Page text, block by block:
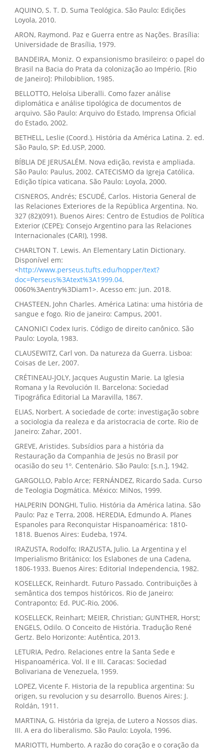
AQUINO, S. T. D. Suma Teológica. São Paulo: Edições
Loyola, 2010.
ARON, Raymond. Paz e Guerra entre as Nações. Brasília:
Universidade de Brasília, 1979.
BANDEIRA, Moniz. O expansionismo brasileiro: o papel do
Brasil na Bacia do Prata da colonização ao Império. [Rio
de Janeiro]: Philobiblion, 1985.
BELLOTTO, Heloísa Liberalli. Como fazer análise
diplomática e análise tipológica de documentos de
arquivo. São Paulo: Arquivo do Estado, Imprensa Oficial
do Estado, 2002.
BETHELL, Leslie (Coord.). História da América Latina. 2. ed.
São Paulo, SP: Ed.USP, 2000.
BÍBLIA DE JERUSALÉM. Nova edição, revista e ampliada.
São Paulo: Paulus, 2002. CATECISMO da Igreja Católica.
Edição típica vaticana. São Paulo: Loyola, 2000.
CISNEROS, Andrés; ESCUDÉ, Carlos. Historia General de
las Relaciones Exteriores de la República Argentina. No.
327 (82)(091). Buenos Aires: Centro de Estudios de Política
Exterior (CEPE); Consejo Argentino para las Relaciones
Internacionales (CARI), 1998.
CHARLTON T. Lewis. An Elementary Latin Dictionary.
Disponível em:
<http://www.perseus.tufts.edu/hopper/text?
doc=Perseus%3Atext%3A1999.04.
0060%3Aentry%3Diam1>. Acesso em: jun. 2018.
CHASTEEN, John Charles. América Latina: uma história de
sangue e fogo. Rio de janeiro: Campus, 2001.
CANONICI Codex Iuris. Código de direito canônico. São
Paulo: Loyola, 1983.
CLAUSEWITZ, Carl von. Da natureza da Guerra. Lisboa:
Coisas de Ler, 2007.
CRÉTINEAU-JOLY, Jacques Augustin Marie. La Iglesia
Romana y la Revolución II. Barcelona: Sociedad
Tipográfica Editorial La Maravilla, 1867.
ELIAS, Norbert. A sociedade de corte: investigação sobre
a sociologia da realeza e da aristocracia de corte. Rio de
Janeiro: Zahar, 2001.
GREVE, Aristides. Subsídios para a história da
Restauração da Companhia de Jesús no Brasil por
ocasião do seu 1º. Centenário. São Paulo: [s.n.], 1942.
GARGOLLO, Pablo Arce; FERNÁNDEZ, Ricardo Sada. Curso
de Teologia Dogmática. México: MiNos, 1999.
HALPERIN DONGHI, Tulio. História da América latina. São
Paulo: Paz e Terra, 2008. HEREDIA, Edmundo A. Planes
Espanoles para Reconquistar Hispanoamérica: 1810-
1818. Buenos Aires: Eudeba, 1974.
IRAZUSTA, Rodolfo; IRAZUSTA, Julio. La Argentina y el
Imperialismo Británico: los Eslabones de una Cadena,
1806-1933. Buenos Aires: Editorial Independencia, 1982.
KOSELLECK, Reinhardt. Futuro Passado. Contribuições à
semântica dos tempos históricos. Rio de Janeiro:
Contraponto; Ed. PUC-Rio, 2006.
KOSELLECK, Reinhart; MEIER, Christian; GUNTHER, Horst;
ENGELS, Odilo. O Conceito de História. Tradução René
Gertz. Belo Horizonte: Autêntica, 2013.
LETURIA, Pedro. Relaciones entre la Santa Sede e
Hispanoamérica. Vol. II e III. Caracas: Sociedad
Bolivariana de Venezuela, 1959.
LOPEZ, Vicente F. Historia de la republica argentina: Su
origen, su revolucion y su desarrollo. Buenos Aires: J.
Roldán, 1911.
MARTINA, G. História da Igreja, de Lutero a Nossos dias.
III. A era do liberalismo. São Paulo: Loyola, 1996.
MARIOTTI, Humberto. A razão do coração e o coração da